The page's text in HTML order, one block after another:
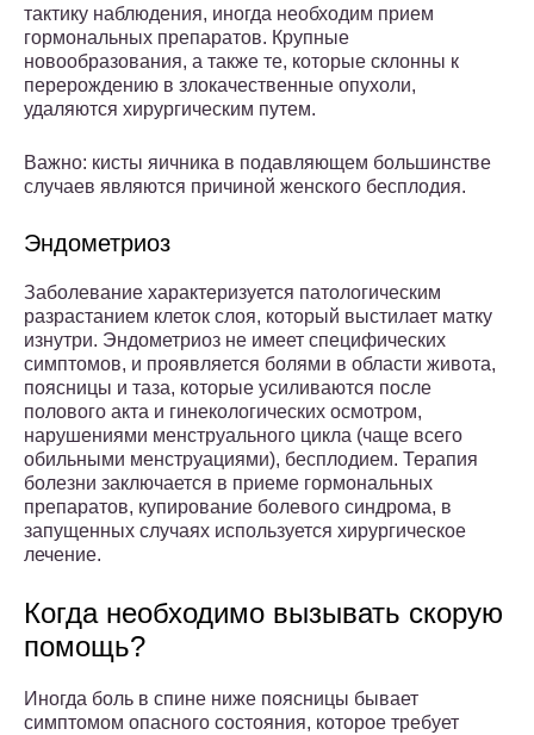
тактику наблюдения, иногда необходим прием
гормональных препаратов. Крупные
новообразования, а также те, которые склонны к
перерождению в злокачественные опухоли,
удаляются хирургическим путем.
Важно: кисты яичника в подавляющем большинстве
случаев являются причиной женского бесплодия.
Эндометриоз
Заболевание характеризуется патологическим
разрастанием клеток слоя, который выстилает матку
изнутри. Эндометриоз не имеет специфических
симптомов, и проявляется болями в области живота,
поясницы и таза, которые усиливаются после
полового акта и гинекологических осмотром,
нарушениями менструального цикла (чаще всего
обильными менструациями), бесплодием. Терапия
болезни заключается в приеме гормональных
препаратов, купирование болевого синдрома, в
запущенных случаях используется хирургическое
лечение.
Когда необходимо вызывать скорую
помощь?
Иногда боль в спине ниже поясницы бывает
симптомом опасного состояния, которое требует